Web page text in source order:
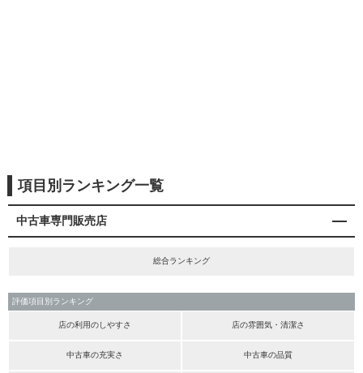
項目別ランキング一覧
中古車専門販売店
総合ランキング
評価項目別ランキング
店の利用のしやすさ 店の雰囲気・清潔さ
中古車の充実さ 中古車の品質